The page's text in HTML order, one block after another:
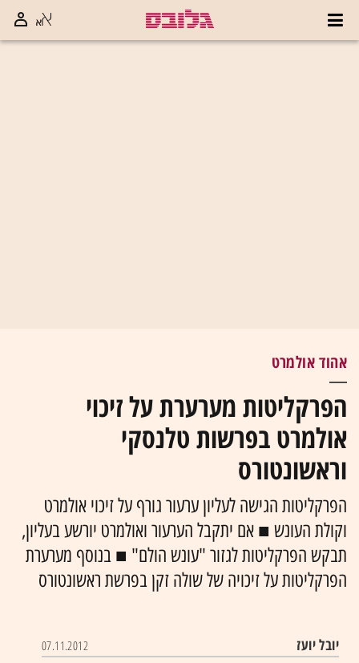
אהוד אולמרט
הפרקליטות מערערת על זיכוי
אולמרט בפרשות טלנסקי
וראשונטורס
הפרקליטות הגישה לעליון ערעור גורף על זיכוי אולמרט
וקולת העונש ■ אם יתקבל הערעור ואולמרט יורשע בעליון,
תבקש הפרקליטות לגזור "עונש הולם" ■ בנוסף מערערת
הפרקליטות על זיכויה של שולה זקן בפרשת ראשונטורס
יובל יועז 07.11.2012